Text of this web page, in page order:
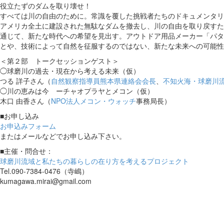
役立たずのダムを取り壊せ！
すべては川の自由のために。常識を覆した挑戦者たちのドキュメンタ
アメリカ全土に建設された無駄なダムを撤去し、川の自由を取り戻す
通じて、新たな時代への希望を見出す。アウトドア用品メーカー「パ
とや、技術によって自然を征服するのではない、新たな未来への可能
＜第２部 トークセッションゲスト＞
◯球磨川の過去・現在から考える未来（仮）
つる 詳子さん（ 自然観察指導員熊本県連絡会会長、 不知火海・球磨川
◯川の恵みは今 ーチャオプラヤとメコン（仮）
木口 由香さん（NPO法人メコン・ウォッチ事務局長）
■お申し込み
お申込みフォーム
またはメールなどでお申し込み下さい。
■主催・問合せ：
球磨川流域と私たちの暮らしの在り方を考えるプロジェクト
Tel.090-7384-0476（寺嶋）
kumagawa.mirai@gmail.com